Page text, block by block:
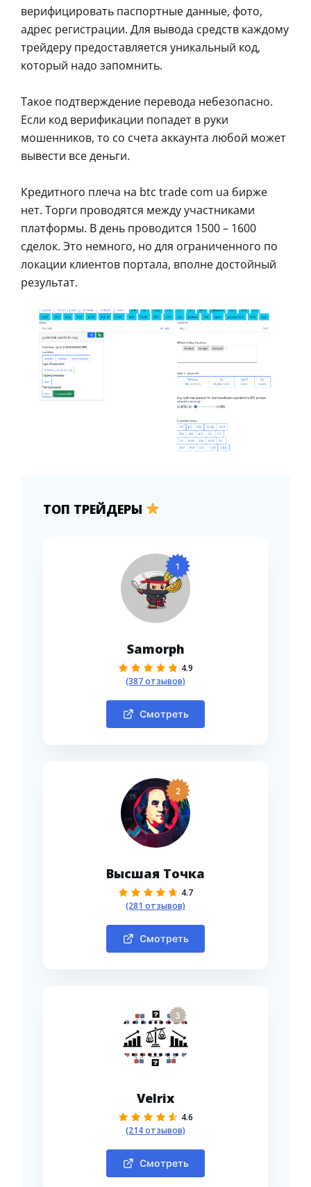
верифицировать паспортные данные, фото,
адрес регистрации. Для вывода средств каждому
трейдеру предоставляется уникальный код,
который надо запомнить.
Такое подтверждение перевода небезопасно.
Если код верификации попадет в руки
мошенников, то со счета аккаунта любой может
вывести все деньги.
Кредитного плеча на btc trade com ua бирже
нет. Торги проводятся между участниками
платформы. В день проводится 1500 – 1600
сделок. Это немного, но для ограниченного по
локации клиентов портала, вполне достойный
результат.
ТОП ТРЕЙДЕРЫ
1
Samorph
4.9
(387 отзывов)
Смотреть
2
Высшая Точка
4.7
(281 отзывов)
Смотреть
3
Velrix
4.6
(214 отзывов)
Смотреть